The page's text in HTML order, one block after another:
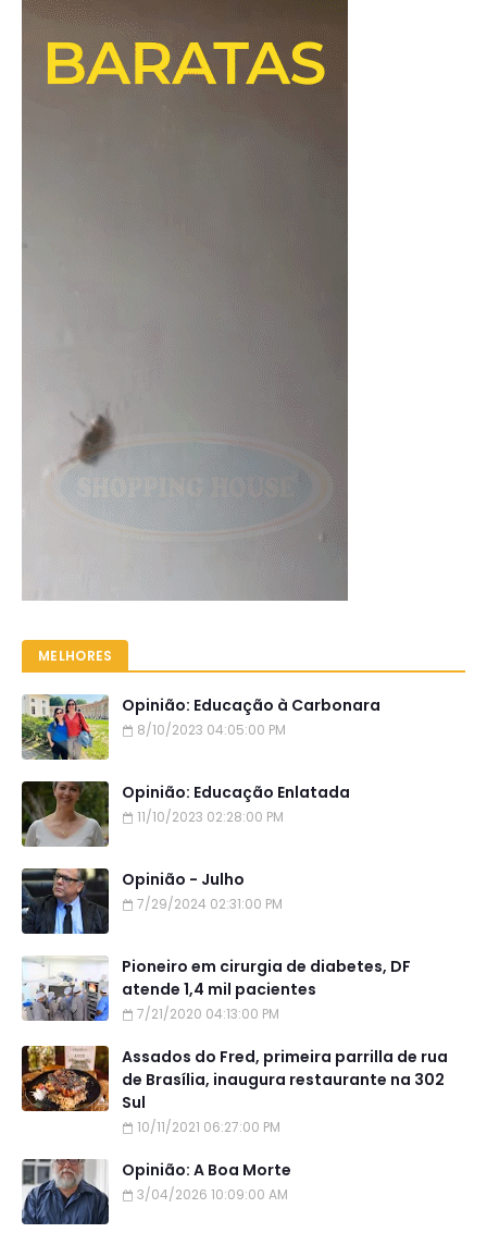
MELHORES
Opinião: Educação à Carbonara
8/10/2023 04:05:00 PM
Opinião: Educação Enlatada
11/10/2023 02:28:00 PM
Opinião - Julho
7/29/2024 02:31:00 PM
Pioneiro em cirurgia de diabetes, DF
atende 1,4 mil pacientes
7/21/2020 04:13:00 PM
Assados do Fred, primeira parrilla de rua
de Brasília, inaugura restaurante na 302
Sul
10/11/2021 06:27:00 PM
Opinião: A Boa Morte
3/04/2026 10:09:00 AM